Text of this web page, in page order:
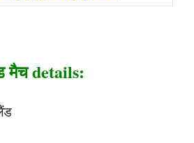
मैच details: